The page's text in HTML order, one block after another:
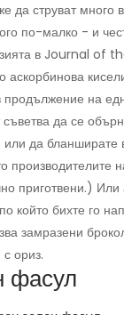
да струват много
по-малко - и
в Journal of
аскорбинова
продължение на
да се
да бланширате
производителите
приготвени.)
който бихте го
замразени
ориз.
фасул